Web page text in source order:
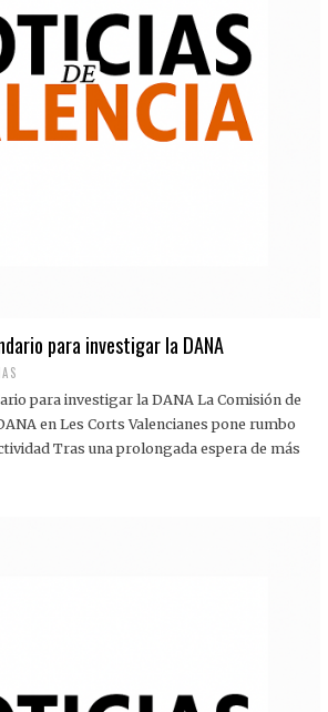
para investigar la DANA
para investigar la DANA La Comisión de
en Les Corts Valencianes pone rumbo
Tras una prolongada espera de más